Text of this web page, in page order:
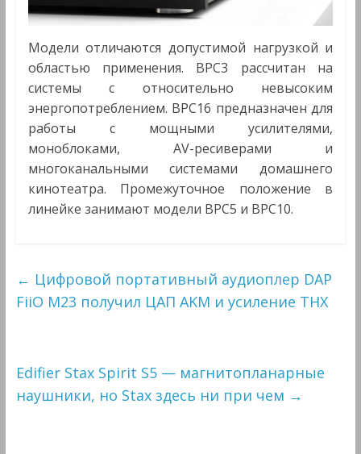
Модели отличаются допустимой нагрузкой и
областью применения. BPC3 рассчитан на
системы с относительно невысоким
энергопотреблением. BPC16 предназначен для
работы с мощными усилителями,
моноблоками, AV-ресиверами и
многоканальными системами домашнего
кинотеатра. Промежуточное положение в
линейке занимают модели BPC5 и BPC10.
← Цифровой портативный аудиоплер DAP
FiiO M23 получил ЦАП AKM и усиление THX
Edifier Stax Spirit S5 — магнитопланарные
наушники, но Stax здесь ни при чем →